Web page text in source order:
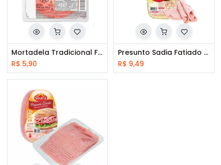
Mortadela Tradicional Fatiada Perdigão 180 g
R$ 5,90
Presunto Sadia Fatiado 180 g
R$ 9,49